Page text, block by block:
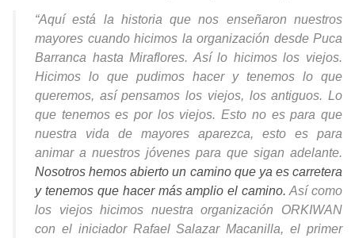
“Aquí está la historia que nos enseñaron nuestros
mayores cuando hicimos la organización desde Puca
Barranca hasta Miraflores. Así lo hicimos los viejos.
Hicimos lo que pudimos hacer y tenemos lo que
queremos, así pensamos los viejos, los antiguos. Lo
que tenemos es por los viejos. Esto no es para que
nuestra vida de mayores aparezca, esto es para
animar a nuestros jóvenes para que sigan adelante.
Nosotros hemos abierto un camino que ya es carretera
y tenemos que hacer más amplio el camino. Así como
los viejos hicimos nuestra organización ORKIWAN
con el iniciador Rafael Salazar Macanilla, el primer